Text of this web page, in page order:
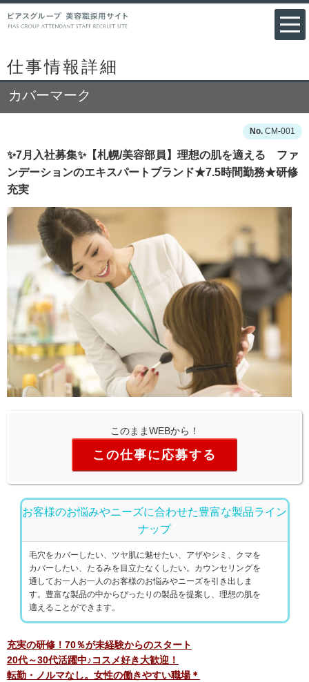
仕事情報詳細
カバーマーク
CM-001
✨7月入社募集✨【札幌/美容部員】理想の肌を適える ファ
ンデーションのエキスパートブランド★7.5時間勤務★研修
充実
このままWEBから！
この仕事に応募する
お客様のお悩みやニーズに合わせた豊富な製品ライン
ナップ
毛穴をカバーしたい、ツヤ肌に魅せたい、アザやシミ、クマを
カバーしたい、たるみを目立たなくしたい。カウンセリングを
通してお一人お一人のお客様のお悩みやニーズを引き出しま
す。豊富な製品の中からぴったりの製品を提案し、理想の肌を
適えることができます。
充実の研修！70％が未経験からのスタート
20代～30代活躍中♪コスメ好き大歓迎！
転勤・ノルマなし。女性の働きやすい職場＊